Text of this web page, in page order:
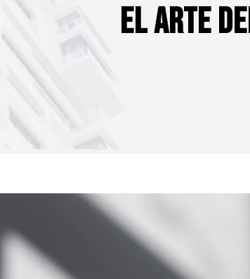
El Arte